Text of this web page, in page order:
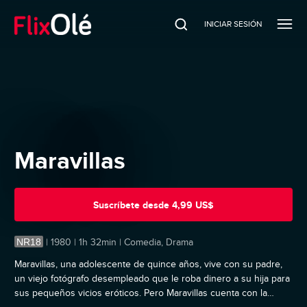
INICIAR SESIÓN
Maravillas
Suscríbete desde 4,99 US$
NR18 | 1980 | 1h 32min | Comedia, Drama
Maravillas, una adolescente de quince años, vive con su padre,
un viejo fotógrafo desempleado que le roba dinero a su hija para
sus pequeños vicios eróticos. Pero Maravillas cuenta con la